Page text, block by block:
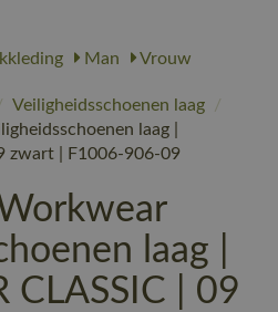
Man Vrouw
Veiligheidsschoenen laag
/
laag |
zwart | F1006-906-09
laag |
CLASSIC | 09